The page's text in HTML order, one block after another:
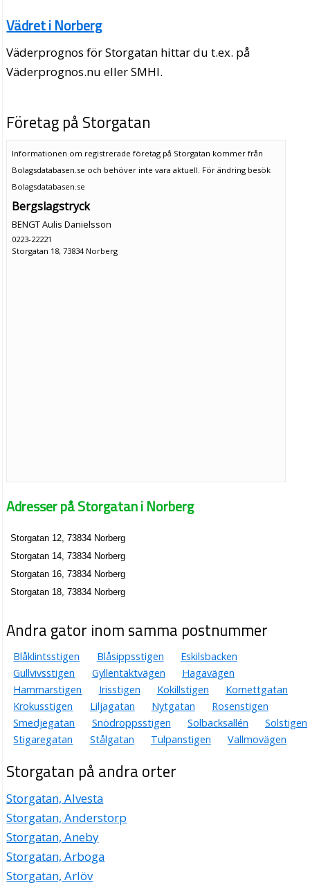
Vädret i Norberg
Väderprognos för Storgatan hittar du t.ex. på
Väderprognos.nu eller SMHI.
Företag på Storgatan
Informationen om registrerade företag på Storgatan kommer från
Bolagsdatabasen.se och behöver inte vara aktuell. För ändring besök
Bolagsdatabasen.se
Bergslagstryck
BENGT Aulis Danielsson
0223-22221
Storgatan 18, 73834 Norberg
Adresser på Storgatan i Norberg
Storgatan 12, 73834 Norberg
Storgatan 14, 73834 Norberg
Storgatan 16, 73834 Norberg
Storgatan 18, 73834 Norberg
Andra gator inom samma postnummer
Blåklintsstigen Blåsippsstigen
Eskilsbacken
Gullvivsstigen
Gyllentäktvägen
Hagavägen
Hammarstigen
Irisstigen Kokillstigen
Kornettgatan
Krokusstigen
Liljagatan Nytgatan
Rosenstigen
Smedjegatan
Snödroppsstigen Solbacksallén
Solstigen
Stigaregatan
Stålgatan Tulpanstigen Vallmovägen
Storgatan på andra orter
Storgatan, Alvesta
Storgatan, Anderstorp
Storgatan, Aneby
Storgatan, Arboga
Storgatan, Arlöv